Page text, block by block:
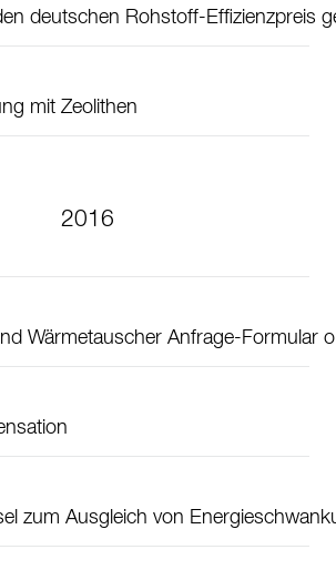
deutschen Rohstoff-Effizienzpreis
mit Zeolithen
2016
Wärmetauscher Anfrage-Formular
zum Ausgleich von